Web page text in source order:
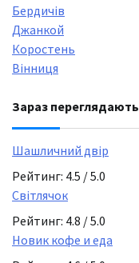
Бердичів
Джанкой
Коростень
Вінниця
Зараз переглядають
Шашличний двір
Рейтинг: 4.5 / 5.0
Світлячок
Рейтинг: 4.8 / 5.0
Новик кофе и еда